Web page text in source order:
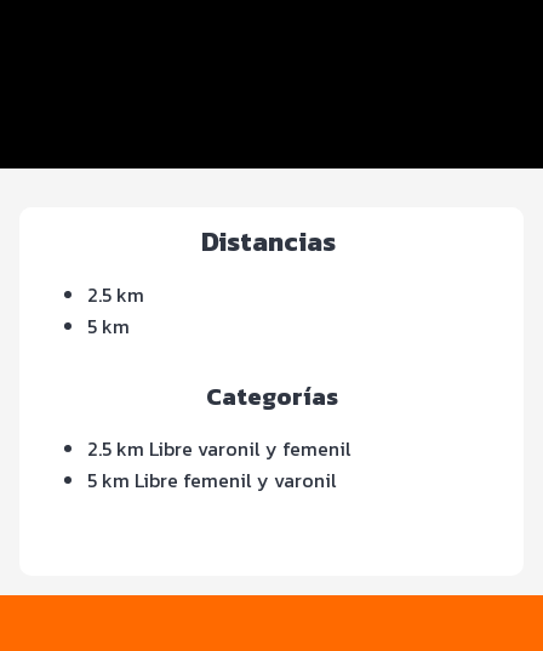
Distancias
2.5 km
5 km
Categorías
2.5 km Libre varonil y femenil
5 km Libre femenil y varonil